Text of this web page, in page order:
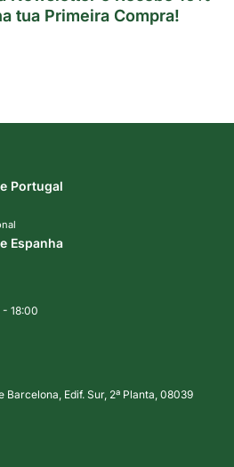
tua Primeira Compra!
Portugal
Espanha
- 18:00
Barcelona, Edif. Sur, 2ª Planta, 08039